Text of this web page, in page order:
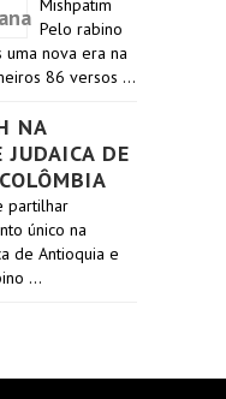
Mishpatim
Pelo rabino
uma nova era na
86 versos …
NA
JUDAICA DE
partilhar
único na
de Antioquia e
…